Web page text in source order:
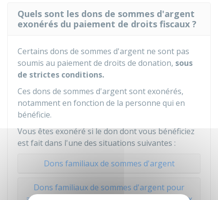
Quels sont les dons de sommes d'argent
exonérés du paiement de droits fiscaux ?
Certains dons de sommes d'argent ne sont pas
soumis au paiement de droits de donation, sous
de strictes conditions.
Ces dons de sommes d'argent sont exonérés,
notamment en fonction de la personne qui en
bénéficie.
Vous êtes exonéré si le don dont vous bénéficiez
est fait dans l'une des situations suivantes :
Dons familiaux de sommes d'argent
Dons familiaux de sommes d'argent pour